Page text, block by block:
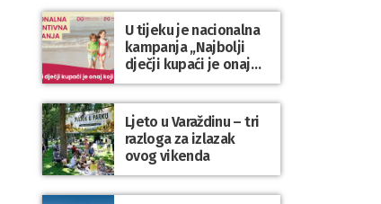
U tijeku je nacionalna
kampanja „Najbolji
dječji kupaći je onaj
koji se nosi“
Ljeto u Varaždinu – tri
razloga za izlazak
ovog vikenda